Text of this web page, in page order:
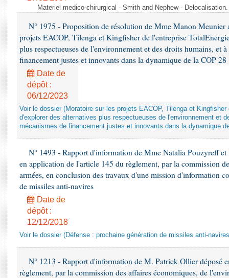
Materiel medico-chirurgical - Smith and Nephew -
N° 1975 - Proposition de résolution de Mme Manon Meunier
projets EACOP, Tilenga et Kingfisher de l'entreprise
plus respectueuses de l'environnement et des droits humains, et
financement justes et innovants dans la dynamique de la COP 28
Date de
dépôt :
06/12/2023
Voir le dossier (Moratoire sur les projets EACOP, Tilenga et
d'explorer des alternatives plus respectueuses de l'environnement et
mécanismes de financement justes et innovants dans la dynamique
N° 1493 - Rapport d'information de Mme Natalia Pouzyreff
en application de l'article 145 du règlement, par la commission
armées, en conclusion des travaux d'une mission d'information
de missiles anti-navires
Date de
dépôt :
12/12/2018
Voir le dossier (Défense : prochaine génération de missiles anti-
N° 1213 - Rapport d'information de M. Patrick Ollier déposé
règlement, par la commission des affaires économiques, de